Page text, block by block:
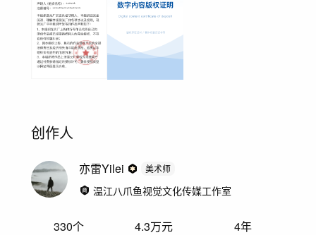
创作人
亦雷Yilei 美术师
温江八爪鱼视觉文化传媒工作室
330个 4.3万元 4年